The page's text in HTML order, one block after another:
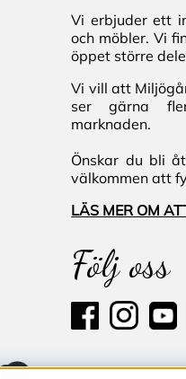
Vi erbjuder ett
och möbler. Vi
öppet större
Vi vill att
ser gärna
marknaden.
Önskar du bli
välkommen att
LÄS MER OM
Följ oss